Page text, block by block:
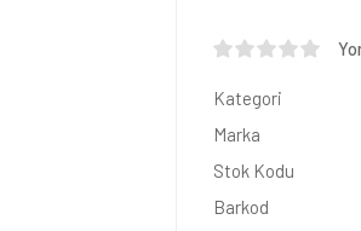
Kategori
Marka
Stok Kodu
Barkod